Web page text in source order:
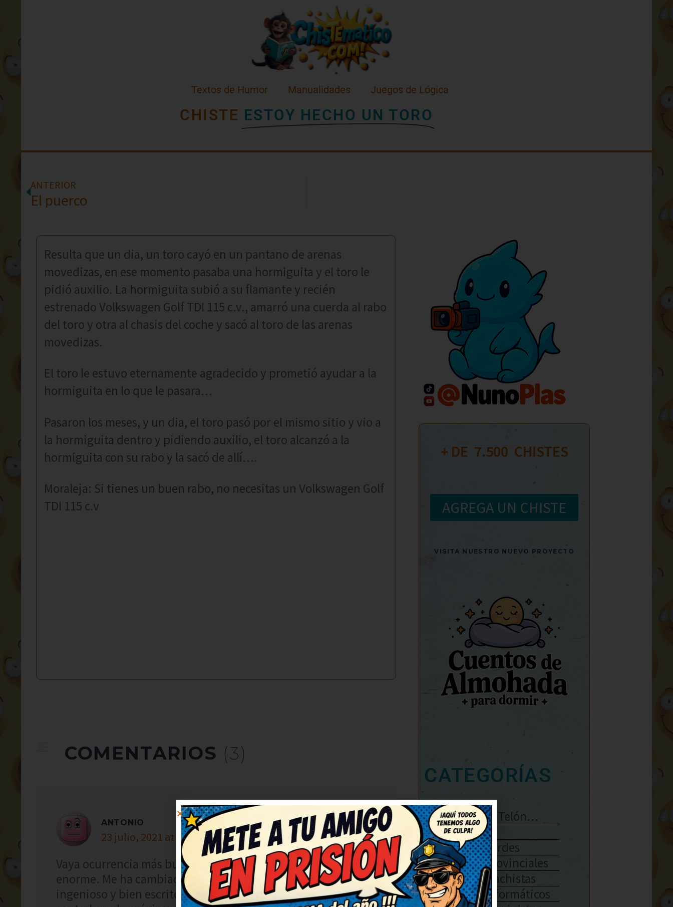
Textos de Humor Manualidades Juegos de Lógica
CHISTE ESTOY HECHO UN TORO
ANTERIOR
El puerco
Resulta que un dia, un toro cayó en un pantano de arenas
movedizas, en ese momento pasaba una hormiguita y el toro le
pidió auxilio. La hormiguita subió a su flamante y recién
estrenado Volkswagen Golf TDI 115 c.v., amarró una cuerda al rabo
del toro y otra al chasis del coche y sacó al toro de las arenas
movedizas.
El toro le estuvo eternamente agradecido y prometió ayudar a la
hormiguita en lo que le pasara…
Pasaron los meses, y un dia, el toro pasó por el mismo sitio y vio a
la hormiguita dentro y pidiendo auxilio, el toro alcanzó a la
hormiguita con su rabo y la sacó de allí….
Moraleja: Si tienes un buen rabo, no necesitas un Volkswagen Golf
TDI 115 c.v
COMENTARIOS (3)
ANTONIO
23 julio, 2021 at 17:25
RESPONDER
Vaya ocurrencia más buena, me ha sacado una sonrisa
enorme. Me ha cambiado el ánimo para bien, gracias. Muy
ingenioso y bien escrito, ¡enhorabuena! Lo guardo para
+ DE 7.500
  CHISTES
AGREGA UN CHISTE
VISITA NUESTRO NUEVO PROYECTO
CATEGORÍAS
Se Abre El Telón…
Enlaces
Chistes Verdes
Chistes Provinciales
Chistes Machistas
Chistes Informáticos